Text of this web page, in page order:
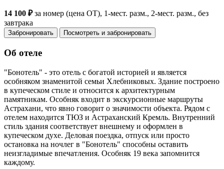
14 100 ₽за номер (цена ОТ), 1-мест. разм., 2-мест. разм., без
завтрака
Забронировать Посмотреть и забронировать
Об отеле
"Бонотель" - это отель с богатой историей и является
особняком знаменитой семьи Хлебниковых. Здание построено
в купеческом стиле и относится к архитектурным
памятникам. Особняк входит в экскурсионные маршруты
Астрахани, что явно говорит о значимости объекта. Рядом с
отелем находится ТЮЗ и Астраханский Кремль. Внутренний
стиль здания соответствует внешнему и оформлен в
купеческом духе. Деловая поездка, отпуск или просто
остановка на ночлег в "Бонотель" способны оставить
неизгладимые впечатления. Особняк 19 века запомнится
каждому.